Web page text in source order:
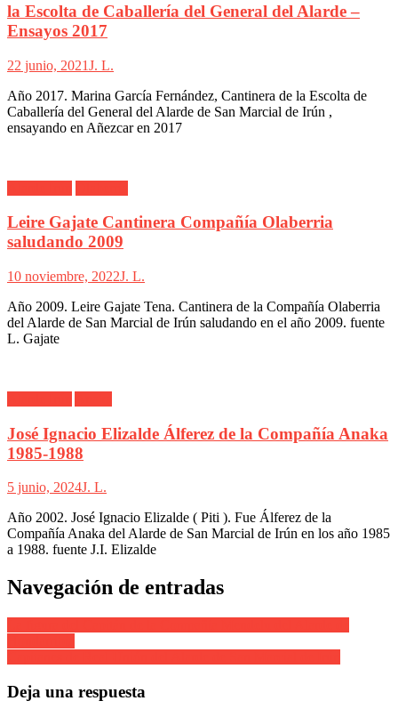
la Escolta de Caballería del General del Alarde –
Ensayos 2017
22 junio, 2021J. L.
Año 2017. Marina García Fernández, Cantinera de la Escolta de
Caballería del General del Alarde de San Marcial de Irún ,
ensayando en Añezcar en 2017
Leire Gajate Cantinera Compañía Olaberria
saludando 2009
10 noviembre, 2022J. L.
Año 2009. Leire Gajate Tena. Cantinera de la Compañía Olaberria
del Alarde de San Marcial de Irún saludando en el año 2009. fuente
L. Gajate
José Ignacio Elizalde Álferez de la Compañía Anaka
1985-1988
5 junio, 2024J. L.
Año 2002. José Ignacio Elizalde ( Piti ). Fue Álferez de la
Compañía Anaka del Alarde de San Marcial de Irún en los año 1985
a 1988. fuente J.I. Elizalde
Navegación de entradas
Deja una respuesta